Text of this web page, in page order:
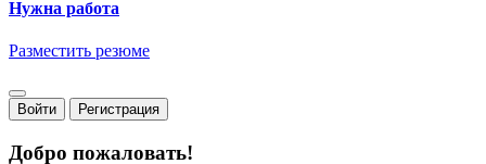
Нужна работа
Разместить резюме
Войти Регистрация
Добро пожаловать!